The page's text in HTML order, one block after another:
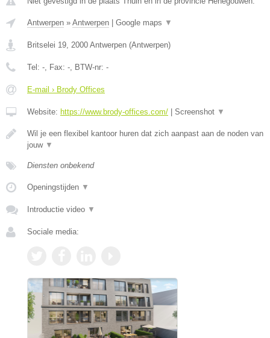
Antwerpen » Antwerpen Google maps ▼
Britselei 19, 2000 Antwerpen (Antwerpen)
Tel: -, Fax: -, BTW-nr: -
E-mail › Brody Offices
Website: https://www.brody-offices.com/ Screenshot ▼
Wil je een flexibel kantoor huren dat zich aanpast aan de noden van
jouw ▼
Diensten onbekend
Openingstijden ▼
Introductie video ▼
Sociale media: